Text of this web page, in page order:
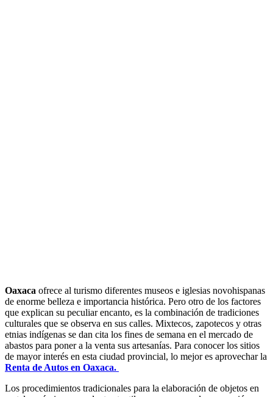
Oaxaca ofrece al turismo diferentes museos e iglesias novohispanas
de enorme belleza e importancia histórica. Pero otro de los factores
que explican su peculiar encanto, es la combinación de tradiciones
culturales que se observa en sus calles. Mixtecos, zapotecos y otras
etnias indígenas se dan cita los fines de semana en el mercado de
abastos para poner a la venta sus artesanías. Para conocer los sitios
de mayor interés en esta ciudad provincial, lo mejor es aprovechar la
Renta de Autos en Oaxaca.
Los procedimientos tradicionales para la elaboración de objetos en